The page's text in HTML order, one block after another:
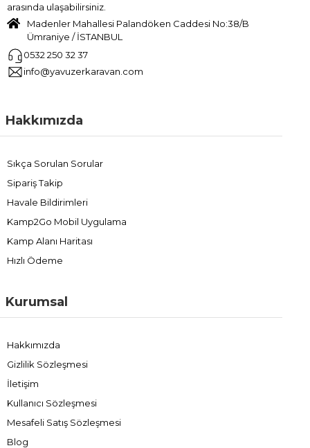
arasında ulaşabilirsiniz.
Madenler Mahallesi Palandöken Caddesi No:38/B
Ümraniye / İSTANBUL
0532 250 32 37
info@yavuzerkaravan.com
Hakkımızda
Sıkça Sorulan Sorular
Sipariş Takip
Havale Bildirimleri
Kamp2Go Mobil Uygulama
Kamp Alanı Haritası
Hızlı Ödeme
Kurumsal
Hakkımızda
Gizlilik Sözleşmesi
İletişim
Kullanıcı Sözleşmesi
Mesafeli Satış Sözleşmesi
Blog